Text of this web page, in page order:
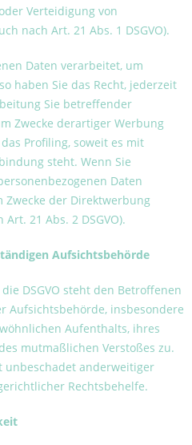
Verteidigung von
nach Art. 21 Abs. 1 DSGVO).
Daten verarbeitet, um
haben Sie das Recht, jederzeit
Sie betreffender
Zwecke derartiger Werbung
Profiling, soweit es mit
steht. Wenn Sie
Daten
der Direktwerbung
21 Abs. 2 DSGVO).
Aufsichtsbehörde
DSGVO steht den Betroffenen
Aufsichtsbehörde, insbesondere
Aufenthalts, ihres
mutmaßlichen Verstoßes zu.
unbeschadet anderweitiger
Rechtsbehelfe.